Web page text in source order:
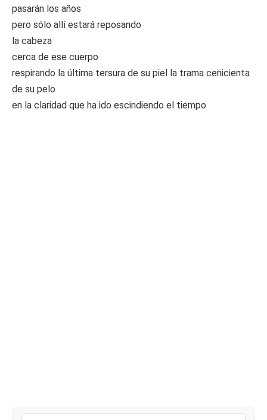
pasarán los años
pero sólo allí estará reposando
la cabeza
cerca de ese cuerpo
respirando la última tersura de su piel la trama cenicienta
de su pelo
en la claridad que ha ido escindiendo el tiempo